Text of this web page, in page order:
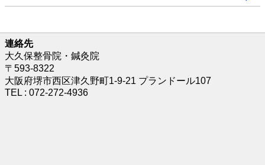
連絡先
大久保整骨院・鍼灸院
〒593-8322
大阪府堺市西区津久野町1-9-21 プランドール107
TEL : 072-272-4936